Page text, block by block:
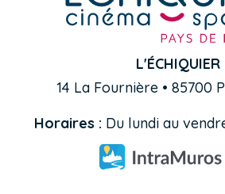
L'ÉCHIQUIER
14 La Fournière • 85700
Horaires : Du lundi au